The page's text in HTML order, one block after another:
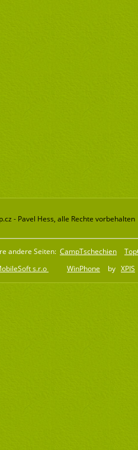
- Pavel Hess, alle Rechte vorbehalten
andere Seiten: CampTschechien
s.r.o WinPhone by XPIS